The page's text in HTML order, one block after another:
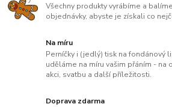
Všechny produkty vyrábíme a
objednávky, abyste je získali co
Na míru
Perníčky i (jedlý) tisk na fondánový
uděláme na míru vašim přáním - na
akci, svatbu a další příležitosti.
Doprava zdarma